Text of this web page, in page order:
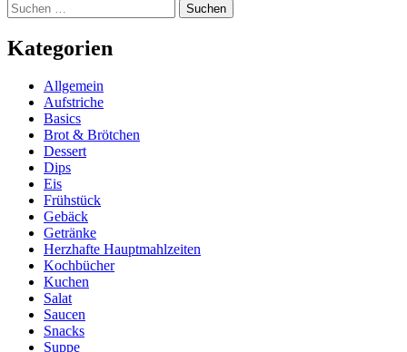
Suchen
nach:
Kategorien
Allgemein
Aufstriche
Basics
Brot & Brötchen
Dessert
Dips
Eis
Frühstück
Gebäck
Getränke
Herzhafte Hauptmahlzeiten
Kochbücher
Kuchen
Salat
Saucen
Snacks
Suppe